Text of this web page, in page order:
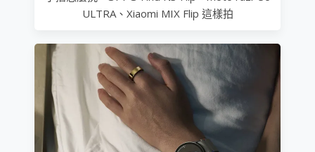
ULTRA、Xiaomi MIX Flip 這樣拍